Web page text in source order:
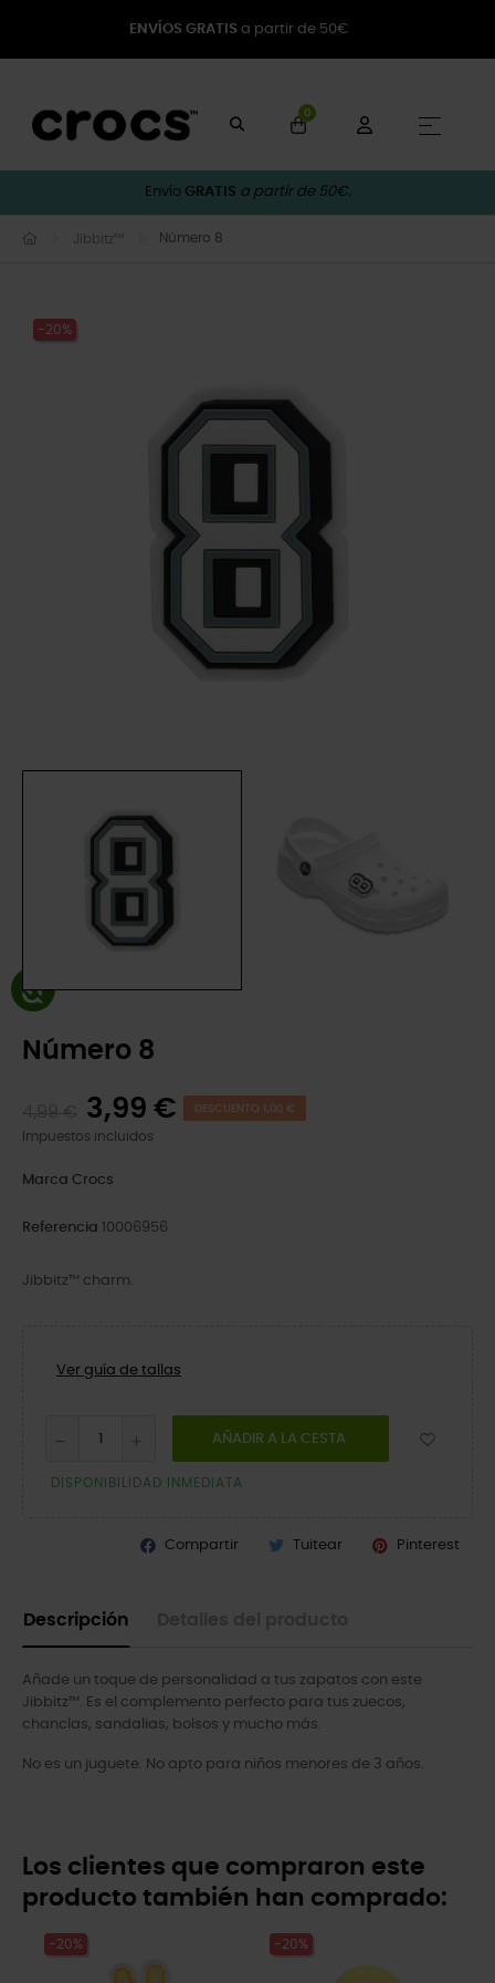
ENVÍOS GRATIS a partir de 50€
0
☰
Envío GRATIS a partir de 50€.
Jibbitz™ Número 8
-20%
Número 8
3,99 € DESCUENTO 1,00 €
Impuestos incluidos
Marca Crocs
Referencia 10006956
Jibbitz™ charm.
Ver guía de tallas
AÑADIR A LA CESTA
DISPONIBILIDAD INMEDIATA
Compartir Tuitear Pinterest
Descripción
Añade un toque de personalidad a tus zapatos con este
Jibbitz™. Es el complemento perfecto para tus zuecos,
chanclas, sandalias, bolsos y mucho más.
No es un juguete. No apto para niños menores de 3 años.
Los clientes que compraron este
producto también han comprado:
-20% -20%